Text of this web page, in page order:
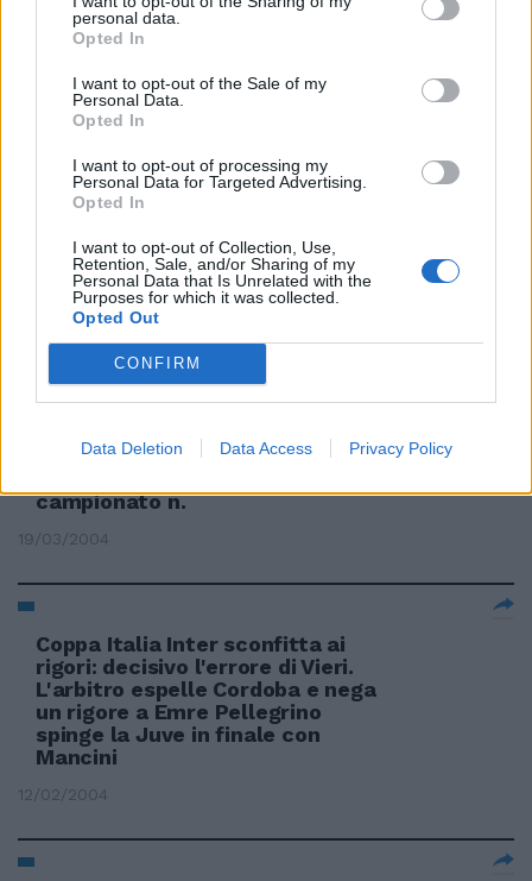
personal data.
Opted In
I want to opt-out of the Sale of my
Personal Data.
Opted In
I want to opt-out of processing my
Personal Data for Targeted Advertising.
Opted In
I want to opt-out of Collection, Use,
Retention, Sale, and/or Sharing of my
Personal Data that Is Unrelated with the
Purposes for which it was collected.
Opted Out
CONFIRM
Data Deletion Data Access Privacy Policy
L'arbitro concede il rigore alla
Reggina (gol di Cozza) ma ignora
due interventi simili in area
02/05/2004
I capitani e l'arbitro convocati
nella notte dagli inquirenti
21/03/2004
Roberto Rosetti di Torino, classe
campionato n.
19/03/2004
Coppa Italia Inter sconfitta ai
rigori: decisivo l'errore di Vieri.
L'arbitro espelle Cordoba e nega
un rigore a Emre Pellegrino
spinge la Juve in finale con
Mancini
12/02/2004